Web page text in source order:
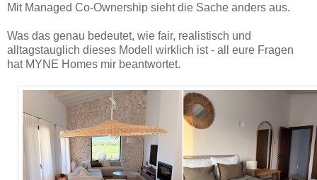
Mit Managed Co-Ownership sieht die Sache anders aus.
Was das genau bedeutet, wie fair, realistisch und
alltagstauglich dieses Modell wirklich ist - all eure Fragen
hat MYNE Homes mir beantwortet.